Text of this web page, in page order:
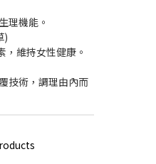
理機能。
)
，維持女性健康。
技術，調理由內而